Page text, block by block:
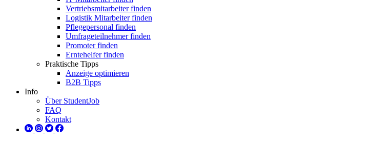
Vertriebsmitarbeiter finden
Logistik Mitarbeiter finden
Pflegepersonal finden
Umfrageteilnehmer finden
Promoter finden
Erntehelfer finden
Praktische Tipps
Anzeige optimieren
B2B Tipps
Info
Über StudentJob
FAQ
Kontakt